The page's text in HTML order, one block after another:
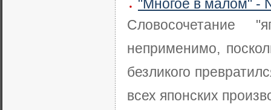
"Многое в малом" -
Словосочетание
неприменимо,
безликого
всех японских